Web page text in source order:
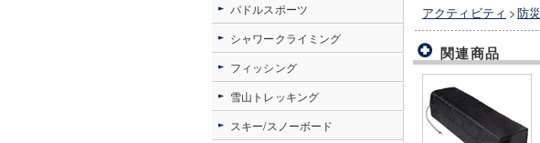
アクティビティ >防災
関連商品
パドルスポーツ
シャワークライミング
フィッシング
雪山トレッキング
スキー/スノーボード